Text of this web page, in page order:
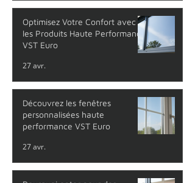
Optimisez Votre Confort avec
les Produits Haute Performance
VST Euro
27 avr.
Découvrez les fenêtres
personnalisées haute
performance VST Euro
27 avr.